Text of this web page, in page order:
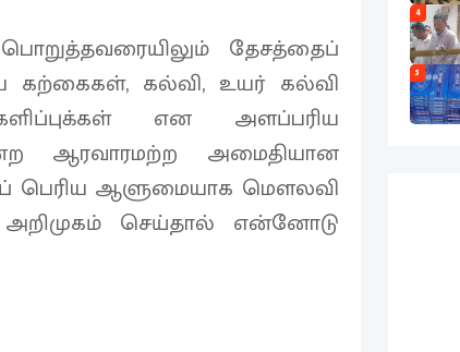
தேசத்தைப்
கற்கைகள், கல்வி, உயர் கல்வி
என அளப்பரிய
ஆரவாரமற்ற அமைதியான
பெரிய ஆளுமையாக மௌலவி
செய்தால் என்னோடு
4
5